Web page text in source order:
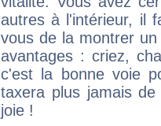
autres à l'intérieur, il
vous de la montrer
avantages : criez,
c'est la bonne voie
taxera plus jamais
joie !